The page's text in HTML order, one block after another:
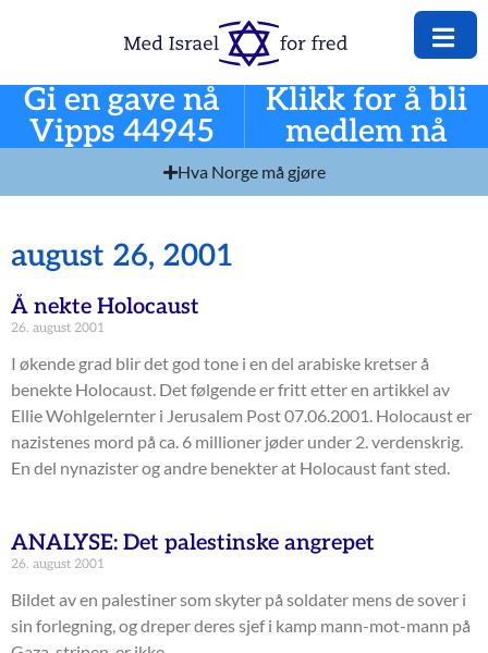
Gi en gave nå
Vipps 44945
Klikk for å bli
medlem nå
Hva Norge må gjøre
august 26, 2001
Å nekte Holocaust
26. august 2001
I økende grad blir det god tone i en del arabiske kretser å
benekte Holocaust. Det følgende er fritt etter en artikkel av
Ellie Wohlgelernter i Jerusalem Post 07.06.2001. Holocaust er
nazistenes mord på ca. 6 millioner jøder under 2. verdenskrig.
En del nynazister og andre benekter at Holocaust fant sted.
ANALYSE: Det palestinske angrepet
26. august 2001
Bildet av en palestiner som skyter på soldater mens de sover i
sin forlegning, og dreper deres sjef i kamp mann-mot-mann på